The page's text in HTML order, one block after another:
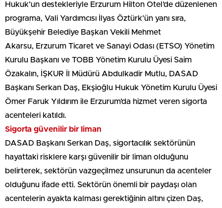
Hukuk’un destekleriyle Erzurum Hilton Otel’de düzenlenen
programa, Vali Yardımcısı İlyas Öztürk’ün yanı sıra,
Büyükşehir Belediye Başkan Vekili Mehmet
Akarsu, Erzurum Ticaret ve Sanayi Odası (ETSO) Yönetim
Kurulu Başkanı ve TOBB Yönetim Kurulu Üyesi Saim
Özakalın, İŞKUR İl Müdürü Abdulkadir Mutlu, DASAD
Başkanı Serkan Daş, Ekşioğlu Hukuk Yönetim Kurulu Üyesi
Ömer Faruk Yıldırım ile Erzurum’da hizmet veren sigorta
acenteleri katıldı.
Sigorta güvenilir bir liman
DASAD Başkanı Serkan Daş, sigortacılık sektörünün
hayattaki risklere karşı güvenilir bir liman olduğunu
belirterek, sektörün vazgeçilmez unsurunun da acenteler
olduğunu ifade etti. Sektörün önemli bir paydaşı olan
acentelerin ayakta kalması gerektiğinin altını çizen Daş,